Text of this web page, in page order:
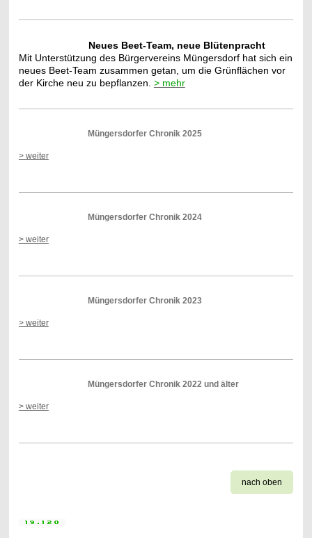
Neues Beet-Team, neue Blütenpracht
Mit Unterstützung des Bürgervereins Müngersdorf hat sich ein
neues Beet-Team zusammen getan, um die Grünflächen vor
der Kirche neu zu bepflanzen. > mehr
Müngersdorfer Chronik 2025
> weiter
Müngersdorfer Chronik 2024
> weiter
Müngersdorfer Chronik 2023
> weiter
Müngersdorfer Chronik 2022 und älter
> weiter
nach oben